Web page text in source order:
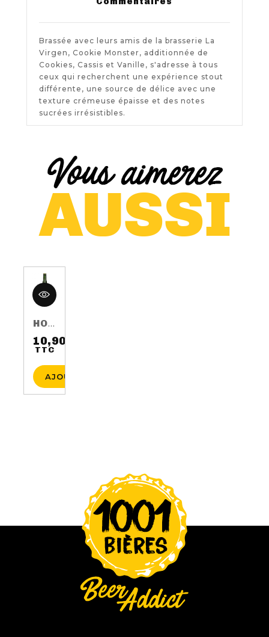
Brassée avec leurs amis de la brasserie La
Virgen, Cookie Monster, additionnée de
Cookies, Cassis et Vanille, s'adresse à tous
ceux qui recherchent une expérience stout
différente, une source de délice avec une
texture crémeuse épaisse et des notes
sucrées irrésistibles.
HOP HARVEST 2016 75CL 5.5%
10,90 €
TTCPrix
AJOUTER AU PANIER